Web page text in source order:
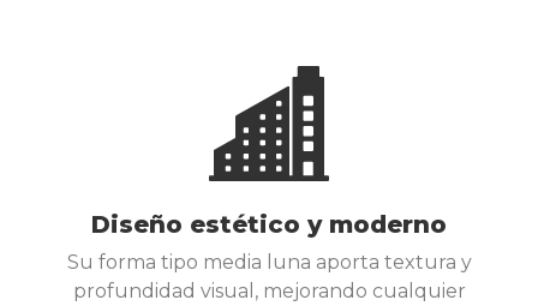
Diseño estético y moderno
Su forma tipo media luna aporta textura y
profundidad visual, mejorando cualquier